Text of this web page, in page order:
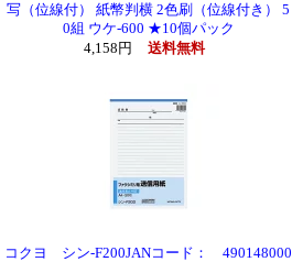
写（位線付） 紙幣判横 2色刷（位線付き） 5
0組 ウケ-600 ★10個パック
4,158円
送料無料
コクヨ シン-F200JANコード： 490148000